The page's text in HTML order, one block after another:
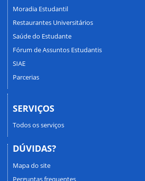
Moradia Estudantil
Restaurantes Universitários
Saúde do Estudante
Fórum de Assuntos Estudantis
SIAE
Parcerias
SERVIÇOS
Todos os serviços
DÚVIDAS?
Mapa do site
Perguntas frequentes